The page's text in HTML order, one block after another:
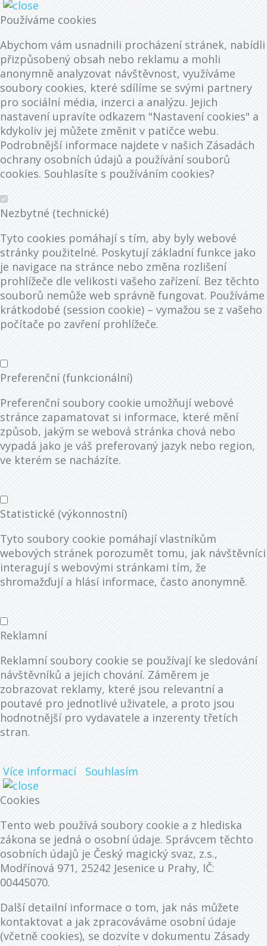
Používáme cookies
Abychom vám usnadnili procházení stránek, nabídli
přizpůsobený obsah nebo reklamu a mohli
anonymně analyzovat návštěvnost, využíváme
soubory cookies, které sdílíme se svými partnery
pro sociální média, inzerci a analýzu. Jejich
nastavení upravíte odkazem "Nastavení cookies" a
kdykoliv jej můžete změnit v patičce webu.
Podrobnější informace najdete v našich Zásadách
ochrany osobních údajů a používání souborů
cookies. Souhlasíte s používáním cookies?
Nezbytné (technické)
Tyto cookies pomáhají s tím, aby byly webové
stránky použitelné. Poskytují základní funkce jako
je navigace na stránce nebo změna rozlišení
prohlížeče dle velikosti vašeho zařízení. Bez těchto
souborů nemůže web správně fungovat. Používáme
krátkodobé (session cookie) – vymažou se z vašeho
počítače po zavření prohlížeče.
Preferenční (funkcionální)
Preferenční soubory cookie umožňují webové
stránce zapamatovat si informace, které mění
způsob, jakým se webová stránka chová nebo
vypadá jako je váš preferovaný jazyk nebo region,
ve kterém se nacházíte.
Statistické (výkonnostní)
Tyto soubory cookie pomáhají vlastníkům
webových stránek porozumět tomu, jak návštěvníci
interagují s webovými stránkami tím, že
shromažďují a hlásí informace, často anonymně.
Reklamní
Reklamní soubory cookie se používají ke sledování
návštěvníků a jejich chování. Záměrem je
zobrazovat reklamy, které jsou relevantní a
poutavé pro jednotlivé uživatele, a proto jsou
hodnotnější pro vydavatele a inzerenty třetích
stran.
Více informací
Souhlasím
Cookies
Tento web používá soubory cookie a z hlediska
zákona se jedná o osobní údaje. Správcem těchto
osobních údajů je Český magický svaz, z.s.,
Modřínová 971, 25242 Jesenice u Prahy, IČ:
00445070.
Další detailní informace o tom, jak nás můžete
kontaktovat a jak zpracováváme osobní údaje
(včetně cookies), se dozvíte v dokumentu Zásady